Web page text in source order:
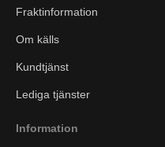
Fraktinformation
Om källs
Kundtjänst
Lediga tjänster
Information